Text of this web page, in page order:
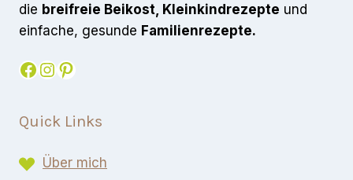
die breifreie Beikost, Kleinkindrezepte und
einfache, gesunde Familienrezepte.
Facebook
Instagram
Pinterest
Quick Links
Über mich